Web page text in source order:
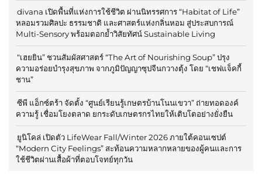
divana เปิดพื้นที่แห่งการใช้ชีวิต ผ่านนิทรรศการ “Habitat of Life”
หลอมรวมศิลปะ ธรรมชาติ และศาสตร์แห่งกลิ่นหอม สู่ประสบการณ์
Multi-Sensory พร้อมตอกย้ำวิสัยทัศน์ Sustainable Living
“เฮยยิน” ชวนสัมผัสศาสตร์ “The Art of Nourishing Soup” ปรุง
ความอร่อยบำรุงสุขภาพ จากภูมิปัญญาซุปจีนกวางตุ้ง โดย “เชฟแจ็คกี้
ชาน”
ซีพี แอ็กซ์ตร้า จัดตั้ง “ศูนย์เรียนรู้เกษตรบ้านโนนเขวา” ถ่ายทอดองค์
ความรู้ เชื่อมโยงตลาด ยกระดับเกษตรกรไทยให้เติบโตอย่างยั่งยืน
ยูนิโคล่ เปิดตัว LifeWear Fall/Winter 2026 ภายใต้คอนเซปต์
“Modern City Feelings” สะท้อนความหลากหลายของผู้คนและการ
ใช้ชีวิตผ่านเสื้อผ้าที่ตอบโจทย์ทุกวัน